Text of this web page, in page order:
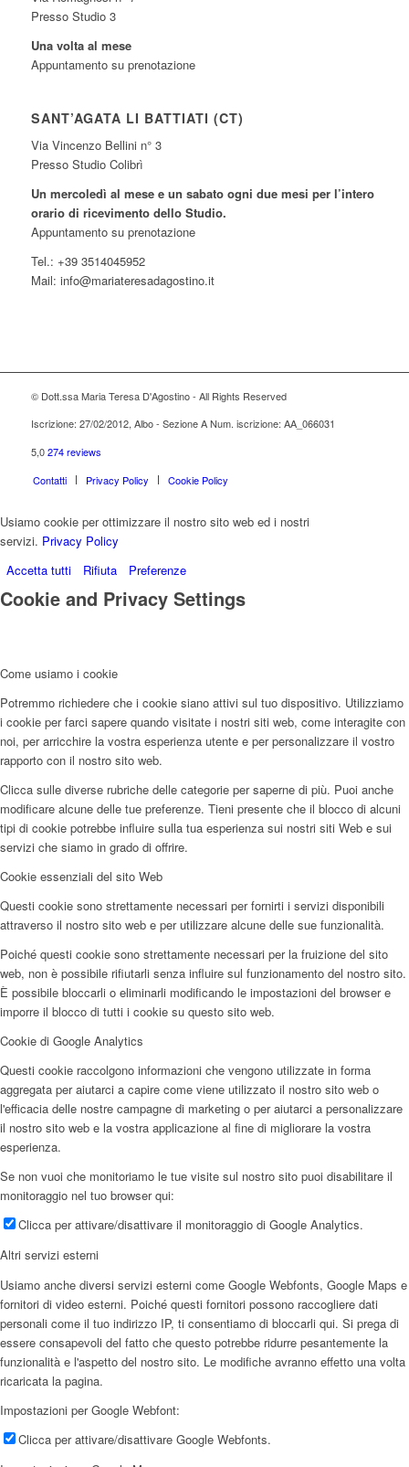
Presso Studio 3
Una volta al mese
Appuntamento su prenotazione
SANT’AGATA LI BATTIATI (CT)
Via Vincenzo Bellini n° 3
Presso Studio Colibrì
Un mercoledì al mese e un sabato ogni due mesi per l’intero
orario di ricevimento dello Studio.
Appuntamento su prenotazione
Tel.: +39 3514045952
Mail: info@mariateresadagostino.it
© Dott.ssa Maria Teresa D'Agostino - All Rights Reserved
Iscrizione: 27/02/2012, Albo - Sezione A Num. iscrizione: AA_066031
5,0 274 reviews
Contatti
Privacy Policy Cookie Policy
Usiamo cookie per ottimizzare il nostro sito web ed i nostri
servizi. Privacy Policy
Accetta tutti
Rifiuta Preferenze
Cookie and Privacy Settings
Come usiamo i cookie
Potremmo richiedere che i cookie siano attivi sul tuo dispositivo. Utilizziamo
i cookie per farci sapere quando visitate i nostri siti web, come interagite con
noi, per arricchire la vostra esperienza utente e per personalizzare il vostro
rapporto con il nostro sito web.
Clicca sulle diverse rubriche delle categorie per saperne di più. Puoi anche
modificare alcune delle tue preferenze. Tieni presente che il blocco di alcuni
tipi di cookie potrebbe influire sulla tua esperienza sui nostri siti Web e sui
servizi che siamo in grado di offrire.
Cookie essenziali del sito Web
Questi cookie sono strettamente necessari per fornirti i servizi disponibili
attraverso il nostro sito web e per utilizzare alcune delle sue funzionalità.
Poiché questi cookie sono strettamente necessari per la fruizione del sito
web, non è possibile rifiutarli senza influire sul funzionamento del nostro sito.
È possibile bloccarli o eliminarli modificando le impostazioni del browser e
imporre il blocco di tutti i cookie su questo sito web.
Cookie di Google Analytics
Questi cookie raccolgono informazioni che vengono utilizzate in forma
aggregata per aiutarci a capire come viene utilizzato il nostro sito web o
l'efficacia delle nostre campagne di marketing o per aiutarci a personalizzare
il nostro sito web e la vostra applicazione al fine di migliorare la vostra
esperienza.
Se non vuoi che monitoriamo le tue visite sul nostro sito puoi disabilitare il
monitoraggio nel tuo browser qui:
Clicca per attivare/disattivare il monitoraggio di Google Analytics.
Altri servizi esterni
Usiamo anche diversi servizi esterni come Google Webfonts, Google Maps e
fornitori di video esterni. Poiché questi fornitori possono raccogliere dati
personali come il tuo indirizzo IP, ti consentiamo di bloccarli qui. Si prega di
essere consapevoli del fatto che questo potrebbe ridurre pesantemente la
funzionalità e l'aspetto del nostro sito. Le modifiche avranno effetto una volta
ricaricata la pagina.
Impostazioni per Google Webfont:
Clicca per attivare/disattivare Google Webfonts.